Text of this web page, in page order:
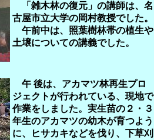
「雑木林の復元」の講師は、名
古屋市立大学の岡村教授でした。
午前中は、照葉樹林帯の植生や
土壌についての講義でした。
午 後は、アカマツ林再生プロ
ジェクトが行われている、現地で
作業をしました。実生苗の２・３
年生のアカマツの幼木が育つよう
に、ヒサカキなどを伐り、下草刈